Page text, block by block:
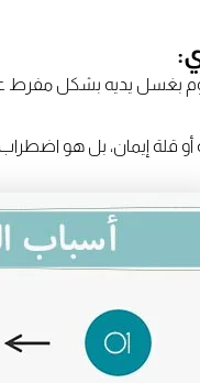
بغسل يديه بشكل مفرط
قلة إيمان، بل هو